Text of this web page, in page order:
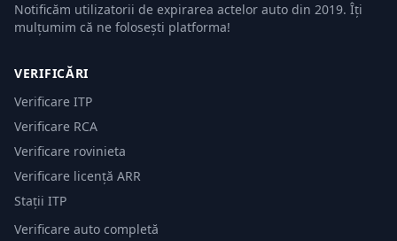
Notificăm utilizatorii de expirarea actelor auto din 2019. Îți
mulțumim că ne folosești platforma!
VERIFICĂRI
Verificare ITP
Verificare RCA
Verificare rovinieta
Verificare licență ARR
Stații ITP
Verificare auto completă